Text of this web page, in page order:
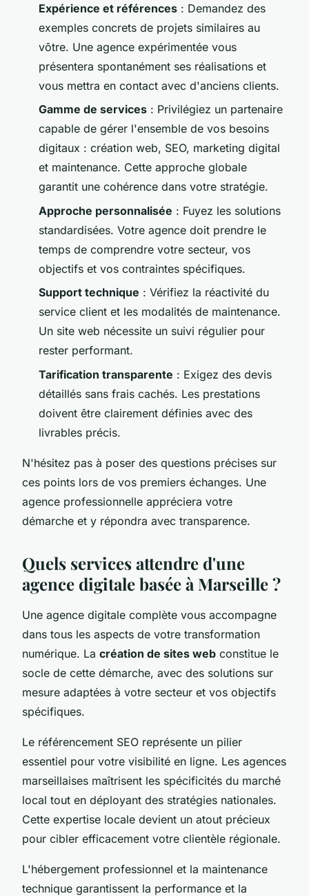
Expérience et références : Demandez des
exemples concrets de projets similaires au
vôtre. Une agence expérimentée vous
présentera spontanément ses réalisations et
vous mettra en contact avec d'anciens clients.
Gamme de services : Privilégiez un partenaire
capable de gérer l'ensemble de vos besoins
digitaux : création web, SEO, marketing digital
et maintenance. Cette approche globale
garantit une cohérence dans votre stratégie.
Approche personnalisée : Fuyez les solutions
standardisées. Votre agence doit prendre le
temps de comprendre votre secteur, vos
objectifs et vos contraintes spécifiques.
Support technique : Vérifiez la réactivité du
service client et les modalités de maintenance.
Un site web nécessite un suivi régulier pour
rester performant.
Tarification transparente : Exigez des devis
détaillés sans frais cachés. Les prestations
doivent être clairement définies avec des
livrables précis.
N'hésitez pas à poser des questions précises sur
ces points lors de vos premiers échanges. Une
agence professionnelle appréciera votre
démarche et y répondra avec transparence.
Quels services attendre d'une
agence digitale basée à Marseille ?
Une agence digitale complète vous accompagne
dans tous les aspects de votre transformation
numérique. La création de sites web constitue le
socle de cette démarche, avec des solutions sur
mesure adaptées à votre secteur et vos objectifs
spécifiques.
Le référencement SEO représente un pilier
essentiel pour votre visibilité en ligne. Les agences
marseillaises maîtrisent les spécificités du marché
local tout en déployant des stratégies nationales.
Cette expertise locale devient un atout précieux
pour cibler efficacement votre clientèle régionale.
L'hébergement professionnel et la maintenance
technique garantissent la performance et la